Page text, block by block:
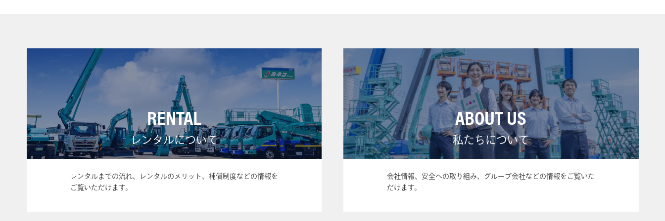
RENTAL
レンタルについて
レンタルまでの流れ、レンタルのメリット、補償制度などの情報を
ご覧いただけます。
ABOUT US
私たちについて
会社情報、安全への取り組み、グループ会社などの情報をご覧いた
だけます。